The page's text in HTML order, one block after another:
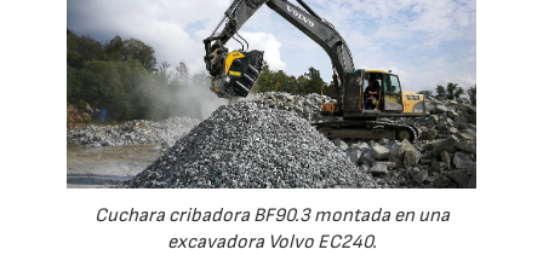
Cuchara cribadora BF90.3 montada en una
excavadora Volvo EC240.